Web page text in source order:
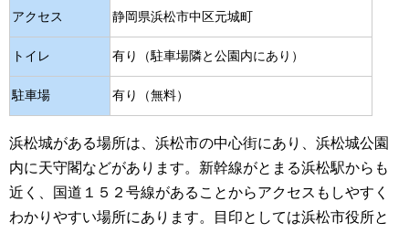
アクセス 静岡県浜松市中区元城町
トイレ 有り（駐車場隣と公園内にあり）
駐車場 有り（無料）
浜松城がある場所は、浜松市の中心街にあり、浜松城公園
内に天守閣などがあります。新幹線がとまる浜松駅からも
近く、国道１５２号線があることからアクセスもしやすく
わかりやすい場所にあります。目印としては浜松市役所と